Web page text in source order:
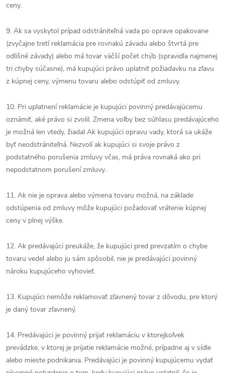
ceny.
9. Ak sa vyskytol prípad odstrániteľná vada po oprave opakovane
(zvyčajne tretí reklamácia pre rovnakú závadu alebo štvrtá pre
odlišné závady) alebo má tovar väčší počet chýb (spravidla najmenej
tri chyby súčasne), má kupujúci právo uplatniť požiadavku na zľavu
z kúpnej ceny, výmenu tovaru alebo odstúpiť od zmluvy.
10. Pri uplatnení reklamácie je kupujúci povinný predávajúcemu
oznámiť, aké právo si zvolil. Zmena voľby bez súhlasu predávajúceho
je možná len vtedy, žiadal Ak kupujúci opravu vady, ktorá sa ukáže
byť neodstrániteľná. Nezvolí ak kupujúci si svoje právo z
podstatného porušenia zmluvy včas, má práva rovnaká ako pri
nepodstatnom porušení zmluvy.
11. Ak nie je oprava alebo výmena tovaru možná, na základe
odstúpenia od zmluvy môže kupujúci požadovať vrátenie kúpnej
ceny v plnej výške.
12. Ak predávajúci preukáže, že kupujúci pred prevzatím o chybe
tovaru vedel alebo ju sám spôsobil, nie je predávajúci povinný
nároku kupujúceho vyhovieť.
13. Kupujúci nemôže reklamovať zľavnený tovar z dôvodu, pre ktorý
je daný tovar zľavnený.
14. Predávajúci je povinný prijať reklamáciu v ktorejkoľvek
prevádzke, v ktorej je prijatie reklamácie možné, prípadne aj v sídle
alebo mieste podnikania. Predávajúci je povinný kupujúcemu vydať